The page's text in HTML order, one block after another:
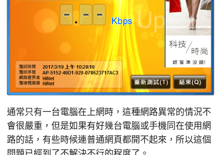
通常只有一台電腦在上網時，這種網路異常的情況不
會很嚴重，但是如果有好幾台電腦或手機同在使用網
路的話，有些時候連普通網頁都開不起來，所以這個